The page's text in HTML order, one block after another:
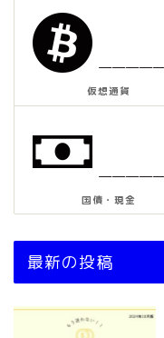
仮想通貨
国債・現金
最新の投稿